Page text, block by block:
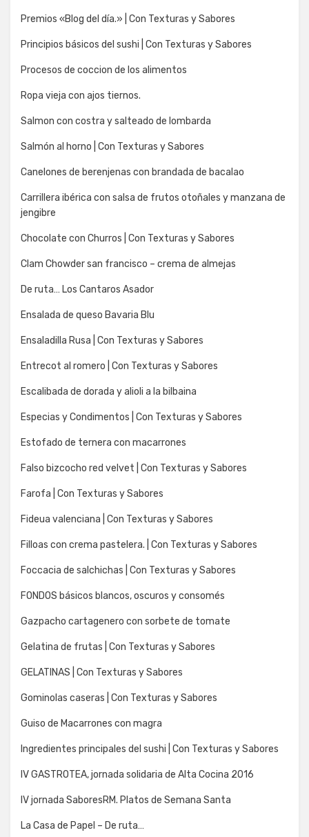
Premios «Blog del día.» | Con Texturas y Sabores
Principios básicos del sushi | Con Texturas y Sabores
Procesos de coccion de los alimentos
Ropa vieja con ajos tiernos.
Salmon con costra y salteado de lombarda
Salmón al horno | Con Texturas y Sabores
Canelones de berenjenas con brandada de bacalao
Carrillera ibérica con salsa de frutos otoñales y manzana de
jengibre
Chocolate con Churros | Con Texturas y Sabores
Clam Chowder san francisco – crema de almejas
De ruta… Los Cantaros Asador
Ensalada de queso Bavaria Blu
Ensaladilla Rusa | Con Texturas y Sabores
Entrecot al romero | Con Texturas y Sabores
Escalibada de dorada y alioli a la bilbaina
Especias y Condimentos | Con Texturas y Sabores
Estofado de ternera con macarrones
Falso bizcocho red velvet | Con Texturas y Sabores
Farofa | Con Texturas y Sabores
Fideua valenciana | Con Texturas y Sabores
Filloas con crema pastelera. | Con Texturas y Sabores
Foccacia de salchichas | Con Texturas y Sabores
FONDOS básicos blancos, oscuros y consomés
Gazpacho cartagenero con sorbete de tomate
Gelatina de frutas | Con Texturas y Sabores
GELATINAS | Con Texturas y Sabores
Gominolas caseras | Con Texturas y Sabores
Guiso de Macarrones con magra
Ingredientes principales del sushi | Con Texturas y Sabores
IV GASTROTEA, jornada solidaria de Alta Cocina 2016
IV jornada SaboresRM. Platos de Semana Santa
La Casa de Papel – De ruta…